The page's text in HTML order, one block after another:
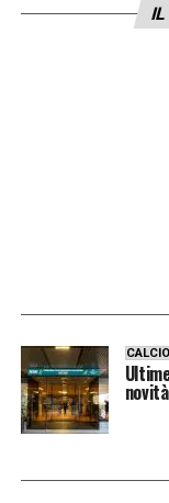
IL